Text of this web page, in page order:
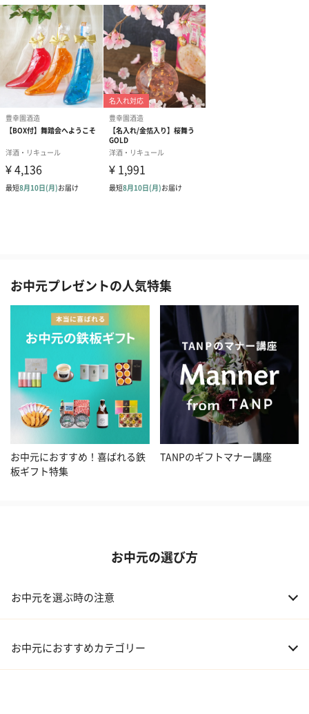
お中元プレゼントの人気特集
お中元におすすめ！喜ばれる鉄
板ギフト特集
TANPのギフトマナー講座
お中元の選び方
お中元を選ぶ時の注意
お中元におすすめカテゴリー